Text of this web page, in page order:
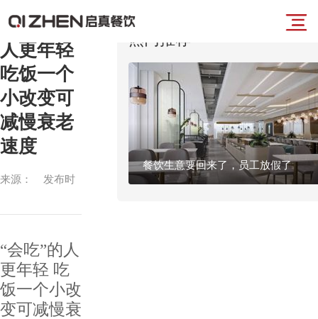
导
航
菜
单
首
页
业
务
块
“会吃”的
人更年轻
吃饭一个
小改变可
减慢衰老
速度
来源： 发布时
“会吃”的人
更年轻 吃
饭一个小改
变可减慢衰
热门推荐
餐饮生意要回来了，员工放假了